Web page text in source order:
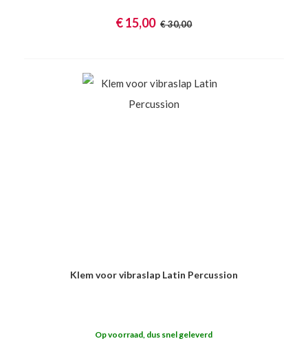
€ 15,00 € 30,00
Klem voor vibraslap Latin Percussion
Op voorraad, dus snel geleverd